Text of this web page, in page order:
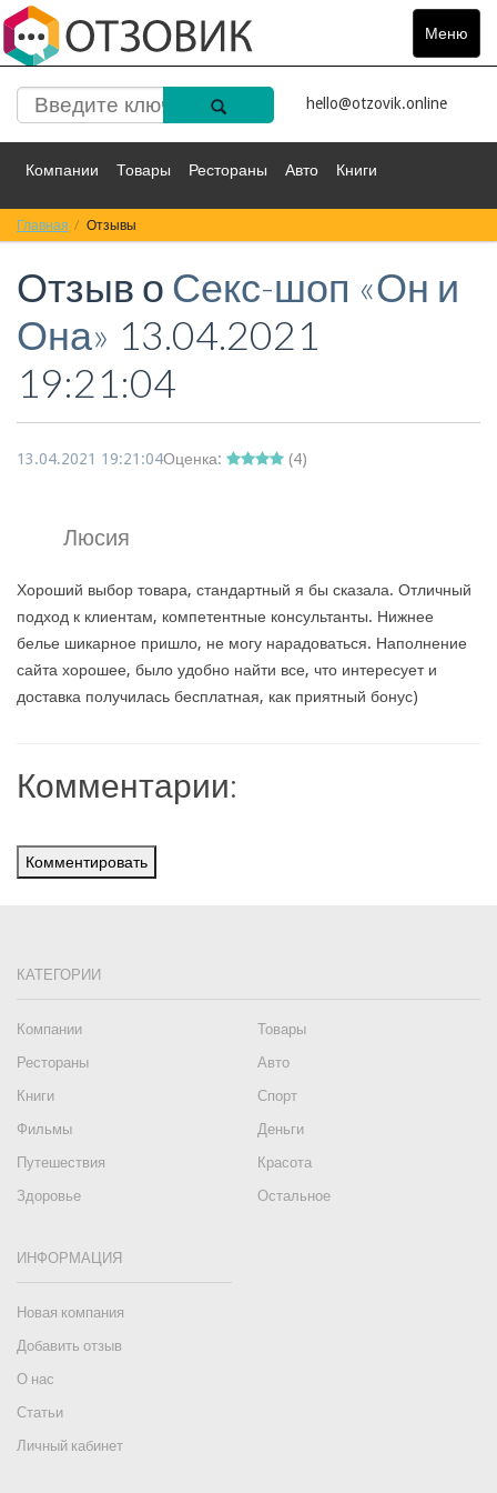
Меню
Toggle
hello@otzovik.online
Компании Товары Рестораны Авто Книги
Спорт Фильмы
Красота Здоровье Остальное
Главная Отзывы
Отзыв о Секс-шоп «Он и
Она» 13.04.2021
19:21:04
13.04.2021 19:21:04Оценка: (4)
Люсия
Хороший выбор товара, стандартный я бы сказала. Отличный
подход к клиентам, компетентные консультанты. Нижнее
белье шикарное пришло, не могу нарадоваться. Наполнение
сайта хорошее, было удобно найти все, что интересует и
доставка получилась бесплатная, как приятный бонус)
Комментарии:
Комментировать
КАТЕГОРИИ
Компании
Товары
Рестораны
Авто
Книги
Спорт
Фильмы
Деньги
Путешествия
Красота
Здоровье
Остальное
ИНФОРМАЦИЯ
Новая компания
Добавить отзыв
О нас
Статьи
Личный кабинет